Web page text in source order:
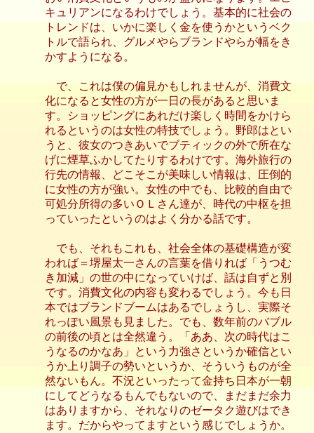
キュリアンになるわけでしょう。基本的に社会の
トレンドは、いかに楽しく金を使うかというベク
トルで語られ、グルメやらブランドやらが幅をき
かすようになる。
で、これは僕の偏見かもしれませんが、消費文
化になると女性の方が一日の長があると思いま
す。ショッピングにあれだけ楽しく時間をかけら
れるというのは女性の特技でしょう。野郎はとい
うと、彼女のつきあいでブティックの外で所在な
げに煙草ふかしてたりするわけです。海外旅行の
行先の情報、どこそこが美味しい情報は、圧倒的
に女性の方が強い。女性の中でも、比較的自由で
可処分所得の多いＯＬさん達が、時代の中枢を担
っていったというのはよく分かる話です。
でも、それもこれも、社会全体の基礎構造が変
われば＝堺屋太一さんの言葉を借りれば「うつむ
き加減」の世の中になっていけば、話は自ずと別
です。消費文化の内容も変わるでしょう。今も日
本ではブランドブームはあるでしょうし、実際そ
れっぽい風景も見ました。でも、数年前のバブル
の前後の頃とは全然違う。「ああ、次の時代はこ
うなるのかなあ」という力強さというか確信とい
うか上り調子の勢いというか、そういうものが全
然ないもん。不況といったって金持ち日本が一朝
にしてどうなるもんでもないので、まだまだ余力
はありますから、それなりのゼータク遊びはでき
ます。だからやってますという感じでしょうか。